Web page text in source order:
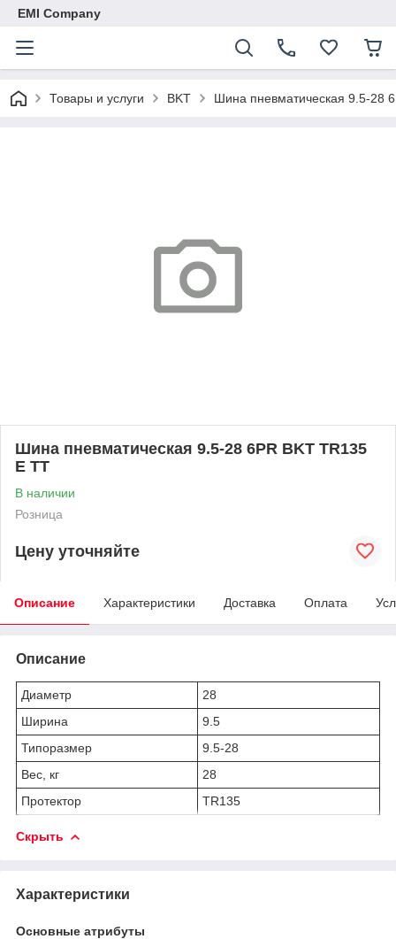
EMI Company
Товары и услуги BKT Шина пневматическая 9.5-28
Шина пневматическая 9.5-28 6PR BKT TR135
E TT
В наличии
Розница
Цену уточняйте
Описание Характеристики Доставка Оплата
Описание
Диаметр
28
Ширина
9.5
Типоразмер
9.5-28
Вес, кг
28
Протектор
TR135
Скрыть
Характеристики
Основные атрибуты